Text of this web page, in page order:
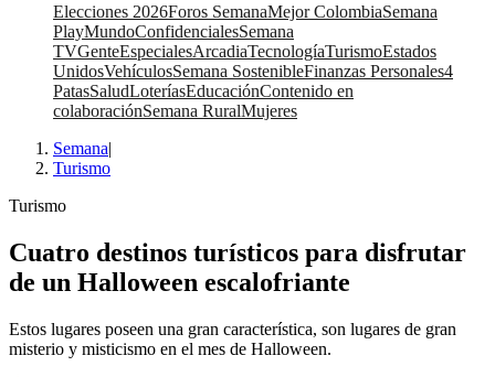
Elecciones 2026Foros SemanaMejor ColombiaSemana
PlayMundoConfidencialesSemana
TVGenteEspecialesArcadiaTecnologíaTurismoEstados
UnidosVehículosSemana SostenibleFinanzas Personales4
PatasSaludLoteríasEducaciónContenido en
colaboraciónSemana RuralMujeres
Semana|
Turismo
Turismo
Cuatro destinos turísticos para disfrutar
de un Halloween escalofriante
Estos lugares poseen una gran característica, son lugares de gran
misterio y misticismo en el mes de Halloween.